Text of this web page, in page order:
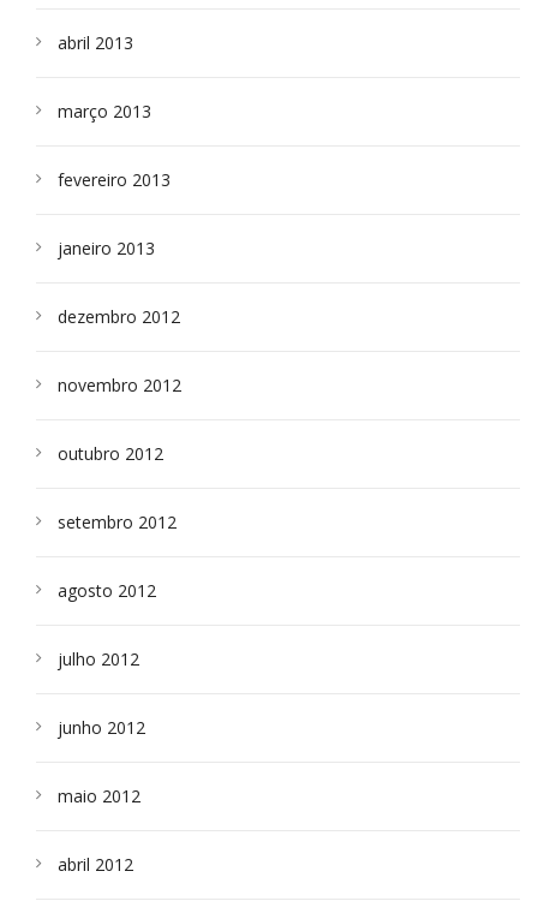
abril 2013
março 2013
fevereiro 2013
janeiro 2013
dezembro 2012
novembro 2012
outubro 2012
setembro 2012
agosto 2012
julho 2012
junho 2012
maio 2012
abril 2012